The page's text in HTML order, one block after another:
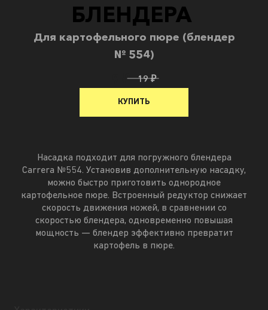
БЛЕНДЕРА
Для картофельного пюре (блендер
№ 554)
9 ₽ 19 ₽
КУПИТЬ
Насадка подходит для погружного блендера
Carrera №554. Установив дополнительную насадку,
можно быстро приготовить однородное
картофельное пюре. Встроенный редуктор снижает
скорость движения ножей, в сравнении со
скоростью блендера, одновременно повышая
мощность — блендер эффективно превратит
картофель в пюре.